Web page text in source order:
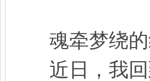
魂牵梦绕的
近日，我回